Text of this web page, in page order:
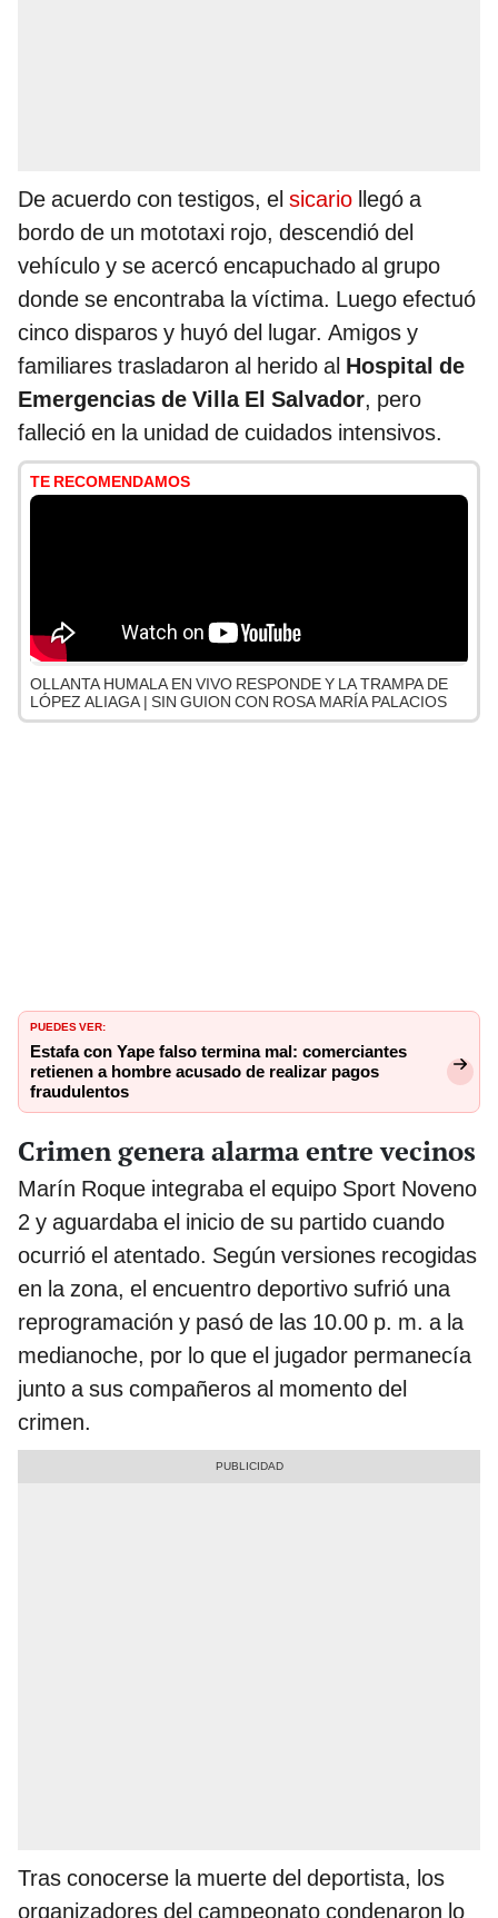
De acuerdo con testigos, el sicario llegó a
bordo de un mototaxi rojo, descendió del
vehículo y se acercó encapuchado al grupo
donde se encontraba la víctima. Luego efectuó
cinco disparos y huyó del lugar. Amigos y
familiares trasladaron al herido al Hospital de
Emergencias de Villa El Salvador, pero
falleció en la unidad de cuidados intensivos.
TE RECOMENDAMOS
OLLANTA HUMALA EN VIVO RESPONDE Y LA TRAMPA DE
LÓPEZ ALIAGA | SIN GUION CON ROSA MARÍA PALACIOS
PUEDES VER:
Estafa con Yape falso termina mal: comerciantes
retienen a hombre acusado de realizar pagos
fraudulentos
Crimen genera alarma entre vecinos
Marín Roque integraba el equipo Sport Noveno
2 y aguardaba el inicio de su partido cuando
ocurrió el atentado. Según versiones recogidas
en la zona, el encuentro deportivo sufrió una
reprogramación y pasó de las 10.00 p. m. a la
medianoche, por lo que el jugador permanecía
junto a sus compañeros al momento del
crimen.
Tras conocerse la muerte del deportista, los
organizadores del campeonato condenaron lo